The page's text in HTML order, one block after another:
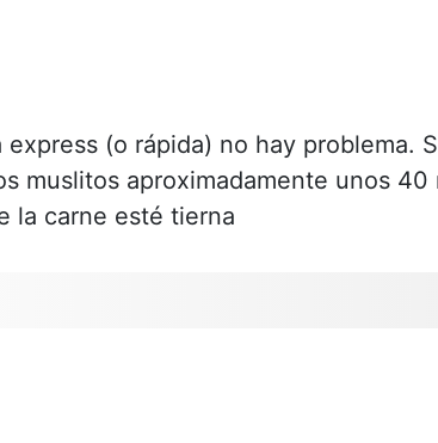
(o rápida) no hay problema.
muslitos aproximadamente unos 40
la carne esté tierna